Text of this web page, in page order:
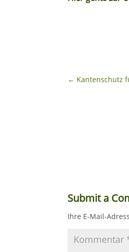
← Kantenschutz
Submit a
Ihre E-Mail-